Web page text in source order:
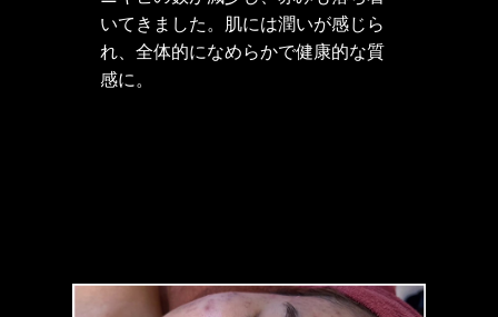
いてきました。肌には潤いが感じら
れ、全体的になめらかで健康的な質
感に。